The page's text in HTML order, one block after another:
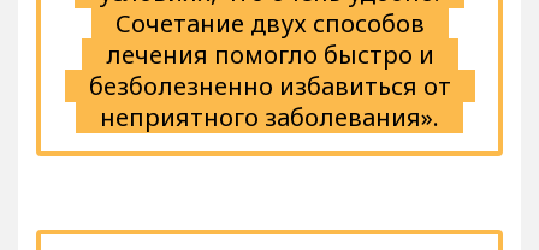
Сочетание двух способов
лечения помогло быстро и
безболезненно избавиться от
неприятного заболевания».